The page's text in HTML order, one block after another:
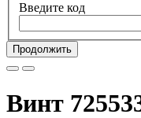
Введите код
Продолжить
Винт